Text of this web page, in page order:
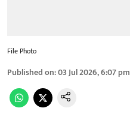
File Photo
Published on:03 Jul 2026, 6:07 pm